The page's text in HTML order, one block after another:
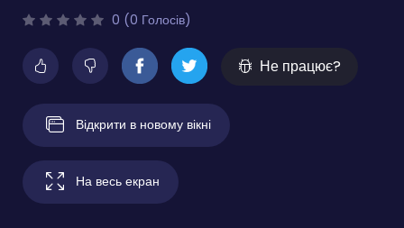
0 (0 Голосів)
Не працює?
Відкрити в новому вікні
На весь екран